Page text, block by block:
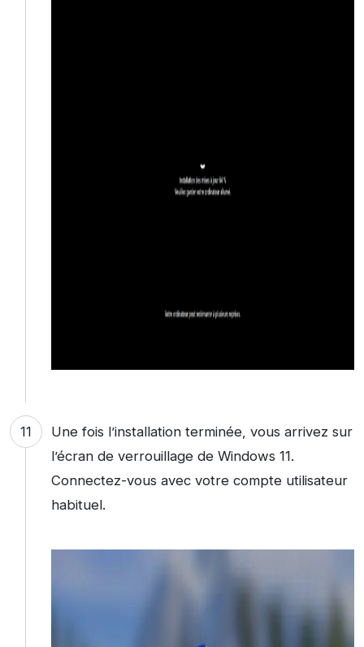
Une fois l’installation terminée, vous arrivez sur
l’écran de verrouillage de Windows 11.
Connectez-vous avec votre compte utilisateur
habituel.